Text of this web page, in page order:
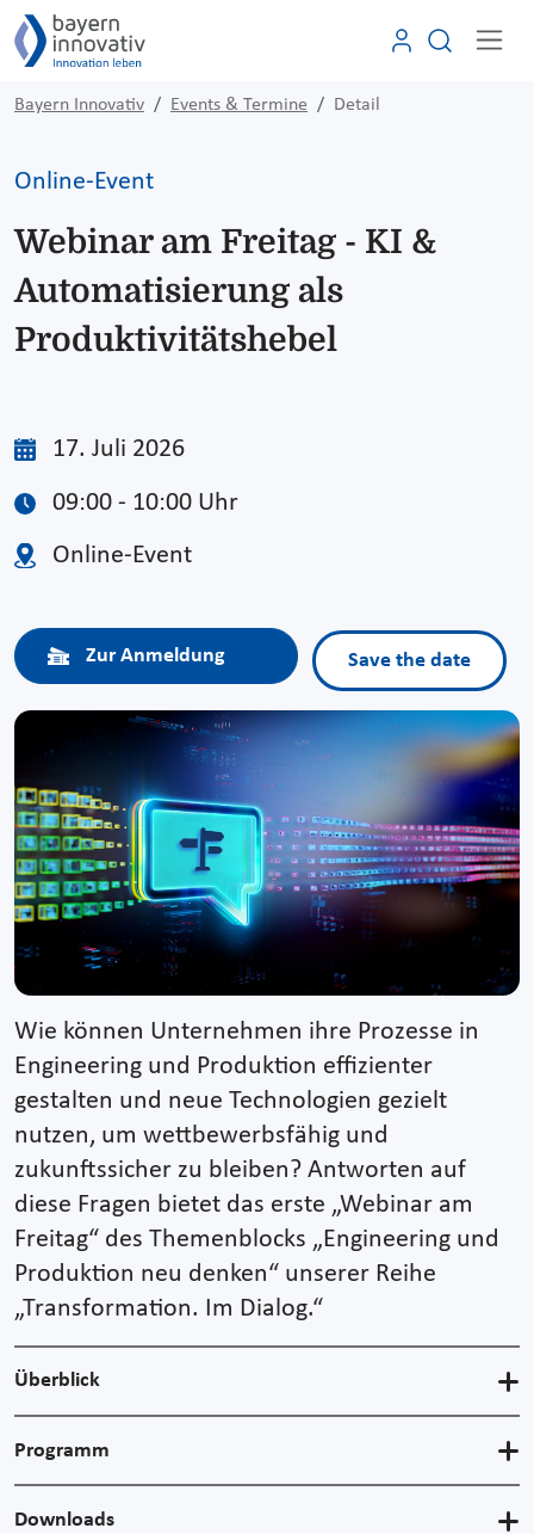
Bayern Innovativ Events & Termine Detail
Online-Event
Webinar am Freitag - KI &
Automatisierung als
Produktivitätshebel
17. Juli 2026
09:00 - 10:00 Uhr
Online-Event
Zur Anmeldung Save the date
Wie können Unternehmen ihre Prozesse in
Engineering und Produktion effizienter
gestalten und neue Technologien gezielt
nutzen, um wettbewerbsfähig und
zukunftssicher zu bleiben? Antworten auf
diese Fragen bietet das erste „Webinar am
Freitag“ des Themenblocks „Engineering und
Produktion neu denken“ unserer Reihe
„Transformation. Im Dialog.“
Überblick
Programm
Downloads